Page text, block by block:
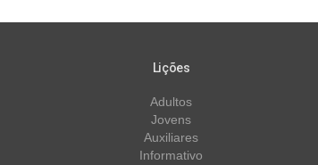
Lições
Adultos
Jovens
Auxiliares
Informativo